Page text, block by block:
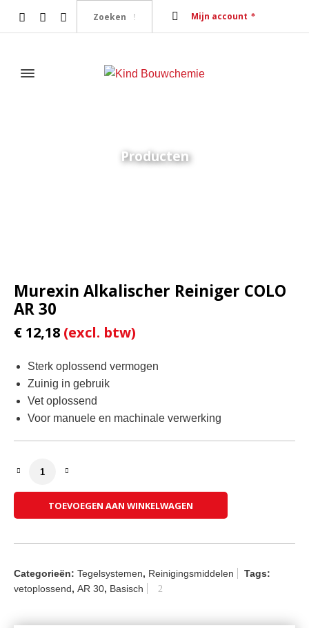
Mijn account
Producten
Murexin Alkalischer Reiniger COLO
AR 30
€ 12,18
Sterk oplossend vermogen
Zuinig in gebruik
Vet oplossend
Voor manuele en machinale verwerking
Murexin Alkalischer Reiniger COLO AR 30 aantal
TOEVOEGEN AAN WINKELWAGEN
Categorieën: Tegelsystemen, Reinigingsmiddelen
Tags:
vetoplossend, AR 30, Basisch